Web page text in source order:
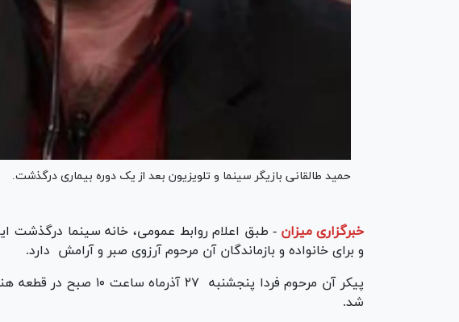
حمید طالقانی بازیگر سینما و تلویزیون بعد از یک دوره بیماری درگذشت.
خبرگزاری میزان - طبق اعلام روابط عمومی، خانه سینما درگذشت
و برای خانواده و بازماندگان آن مرحوم آرزوی صبر و آرامش دارد.
پیکر آن مرحوم فردا
شد.